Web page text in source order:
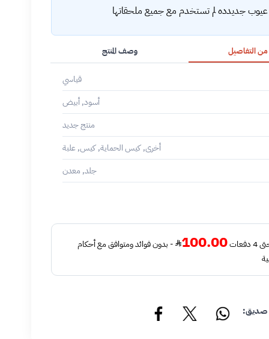
عيوب جديدده لم تستخدم مع جميع ملحقاتها
من التفاصيل
قياسي
أسود, أبيض
منتج جديد
أخرى, كيس الحماية, كيس, علبة
جلد, معدن
وصف المنتج
100.00 - بدون فوائد ومتوافق مع أحكام
صديق: